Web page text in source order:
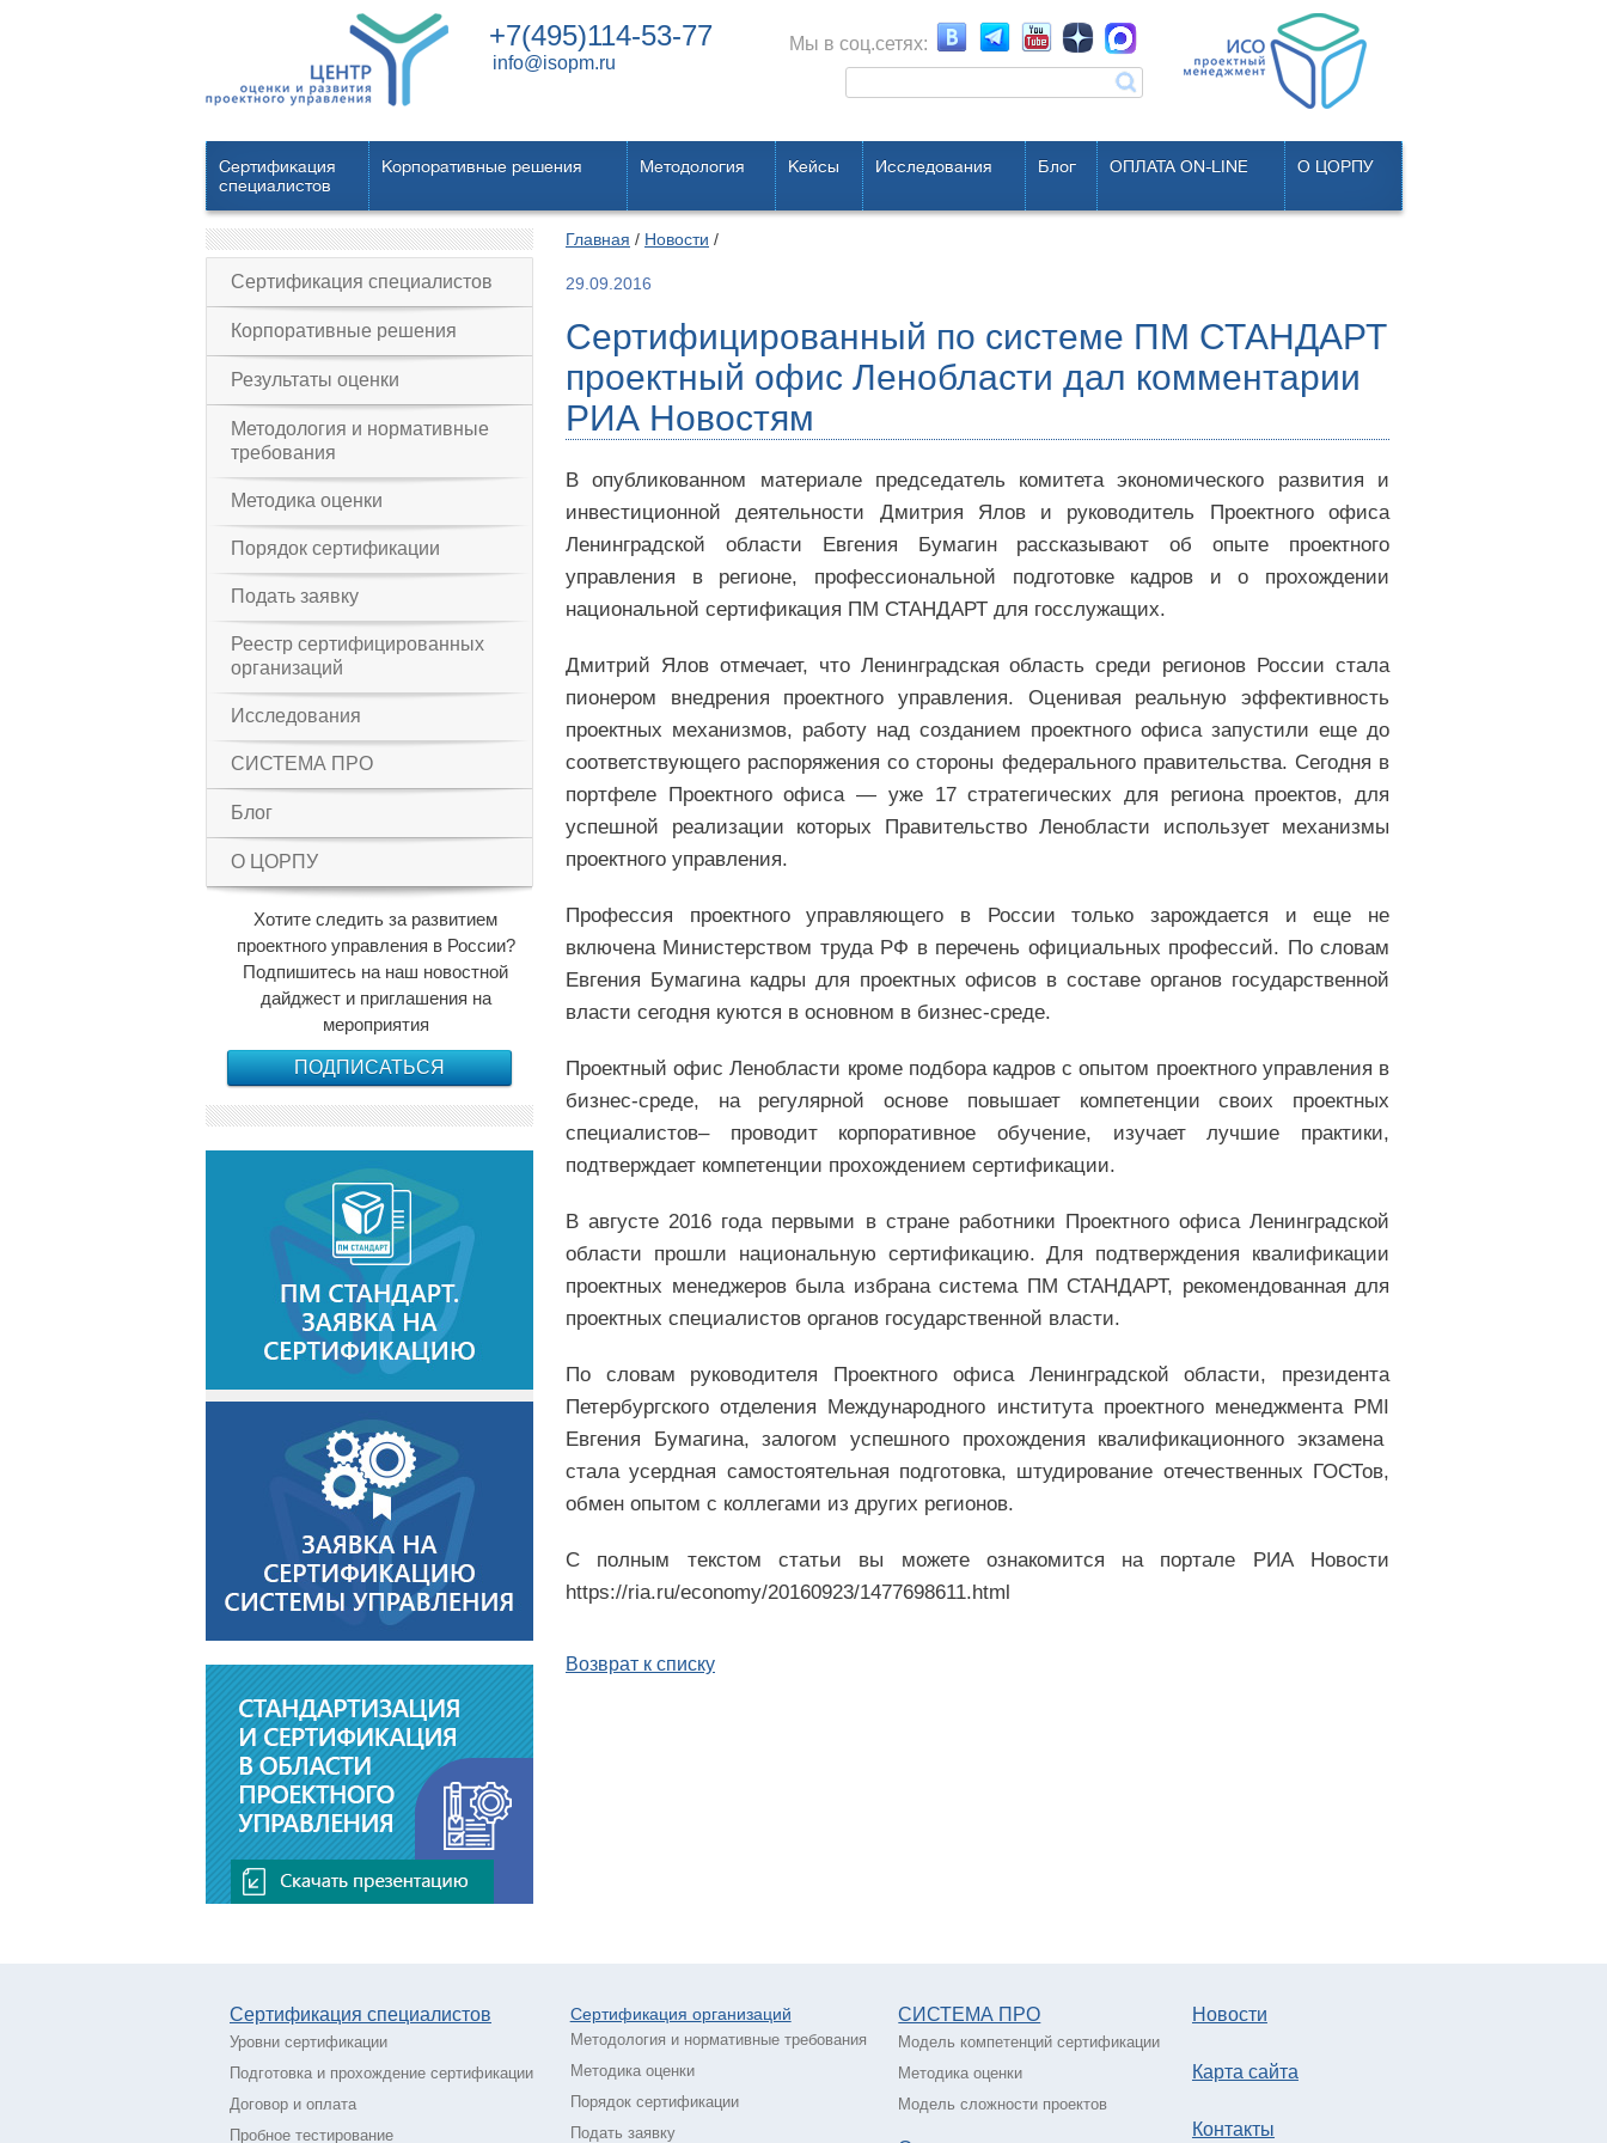
+7(495)114-53-77
info@isopm.ru
Мы в соц.сетях:
Сертификация
специалистов
Корпоративные решения Методология Кейсы Исследования Блог ОПЛАТА ON-LINE О ЦОРПУ
Сертификация специалистов
Корпоративные решения
Результаты оценки
Методология и нормативные
требования
Методика оценки
Порядок сертификации
Подать заявку
Реестр сертифицированных
организаций
Исследования
СИСТЕМА ПРО
Блог
О ЦОРПУ
Хотите следить за развитием
проектного управления в России?
Подпишитесь на наш новостной
дайджест и приглашения на
мероприятия
ПОДПИСАТЬСЯ
Главная / Новости /
29.09.2016
Сертифицированный по системе ПМ СТАНДАРТ
проектный офис Ленобласти дал комментарии
РИА Новостям
В опубликованном материале председатель комитета экономического развития и
инвестиционной деятельности Дмитрия Ялов и руководитель Проектного офиса
Ленинградской области Евгения Бумагин рассказывают об опыте проектного
управления в регионе, профессиональной подготовке кадров и о прохождении
национальной сертификация ПМ СТАНДАРТ для госслужащих.
Дмитрий Ялов отмечает, что Ленинградская область среди регионов России стала
пионером внедрения проектного управления. Оценивая реальную эффективность
проектных механизмов, работу над созданием проектного офиса запустили еще до
соответствующего распоряжения со стороны федерального правительства. Сегодня в
портфеле Проектного офиса — уже 17 стратегических для региона проектов, для
успешной реализации которых Правительство Ленобласти использует механизмы
проектного управления.
Профессия проектного управляющего в России только зарождается и еще не
включена Министерством труда РФ в перечень официальных профессий. По словам
Евгения Бумагина кадры для проектных офисов в составе органов государственной
власти сегодня куются в основном в бизнес-среде.
Проектный офис Ленобласти кроме подбора кадров с опытом проектного управления в
бизнес-среде, на регулярной основе повышает компетенции своих проектных
специалистов– проводит корпоративное обучение, изучает лучшие практики,
подтверждает компетенции прохождением сертификации.
В августе 2016 года первыми в стране работники Проектного офиса Ленинградской
области прошли национальную сертификацию. Для подтверждения квалификации
проектных менеджеров была избрана система ПМ СТАНДАРТ, рекомендованная для
проектных специалистов органов государственной власти.
По словам руководителя Проектного офиса Ленинградской области, президента
Петербургского отделения Международного института проектного менеджмента PMI
Евгения Бумагина, залогом успешного прохождения квалификационного экзамена
стала усердная самостоятельная подготовка, штудирование отечественных ГОСТов,
обмен опытом с коллегами из других регионов.
С полным текстом статьи вы можете ознакомится на портале РИА Новости
https://ria.ru/economy/20160923/1477698611.html
Возврат к списку
Сертификация специалистов
Уровни сертификации
Подготовка и прохождение сертификации
Договор и оплата
Пробное тестирование
Сертификация организаций
Методология и нормативные требования
Методика оценки
Порядок сертификации
Подать заявку
СИСТЕМА ПРО
Модель компетенций сертификации
Методика оценки
Модель сложности проектов
Новости
Карта сайта
Контакты